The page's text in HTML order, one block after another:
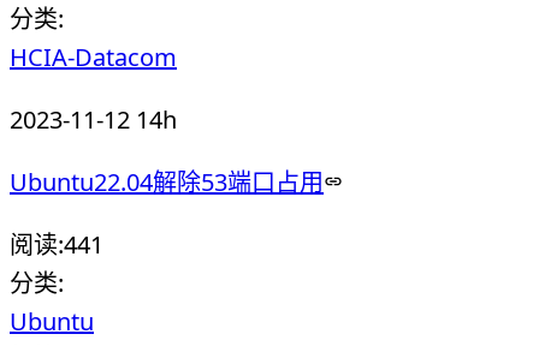
分类:
HCIA-Datacom
2023-11-12 14h
Ubuntu22.04解除53端口占用
阅读:441
分类:
Ubuntu